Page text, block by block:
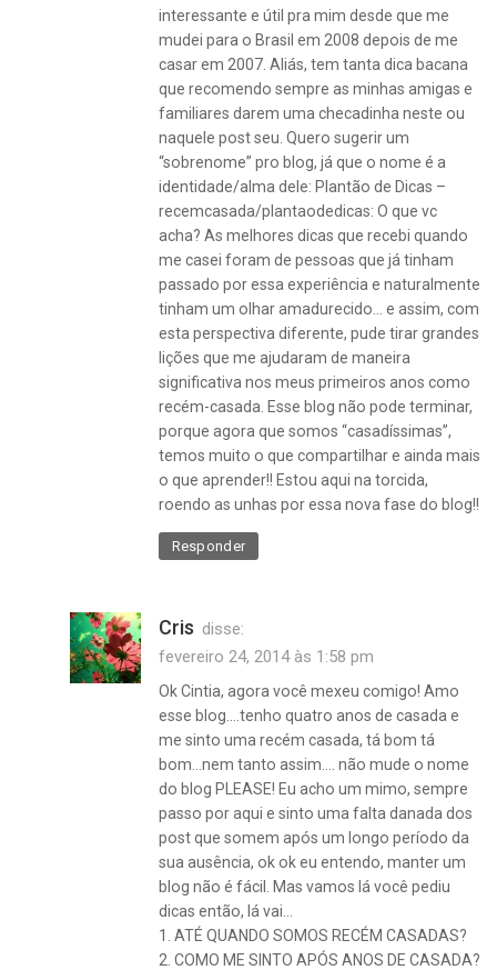
interessante e útil pra mim desde que me
mudei para o Brasil em 2008 depois de me
casar em 2007. Aliás, tem tanta dica bacana
que recomendo sempre as minhas amigas e
familiares darem uma checadinha neste ou
naquele post seu. Quero sugerir um
“sobrenome” pro blog, já que o nome é a
identidade/alma dele: Plantão de Dicas –
recemcasada/plantaodedicas: O que vc
acha? As melhores dicas que recebi quando
me casei foram de pessoas que já tinham
passado por essa experiência e naturalmente
tinham um olhar amadurecido… e assim, com
esta perspectiva diferente, pude tirar grandes
lições que me ajudaram de maneira
significativa nos meus primeiros anos como
recém-casada. Esse blog não pode terminar,
porque agora que somos “casadíssimas”,
temos muito o que compartilhar e ainda mais
o que aprender!! Estou aqui na torcida,
roendo as unhas por essa nova fase do blog!!
Responder
Cris disse:
fevereiro 24, 2014 às 1:58 pm
Ok Cintia, agora você mexeu comigo! Amo
esse blog….tenho quatro anos de casada e
me sinto uma recém casada, tá bom tá
bom…nem tanto assim…. não mude o nome
do blog PLEASE! Eu acho um mimo, sempre
passo por aqui e sinto uma falta danada dos
post que somem após um longo período da
sua ausência, ok ok eu entendo, manter um
blog não é fácil. Mas vamos lá você pediu
dicas então, lá vai…
1. ATÉ QUANDO SOMOS RECÉM CASADAS?
2. COMO ME SINTO APÓS ANOS DE CASADA?